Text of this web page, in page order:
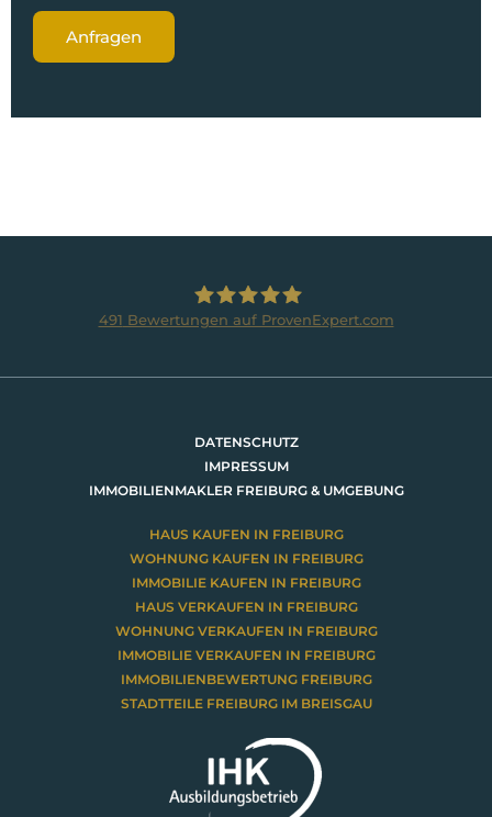
Anfragen
491 Bewertungen auf ProvenExpert.com
DATENSCHUTZ
IMPRESSUM
IMMOBILIENMAKLER FREIBURG & UMGEBUNG
HAUS KAUFEN IN FREIBURG
WOHNUNG KAUFEN IN FREIBURG
IMMOBILIE KAUFEN IN FREIBURG
HAUS VERKAUFEN IN FREIBURG
WOHNUNG VERKAUFEN IN FREIBURG
IMMOBILIE VERKAUFEN IN FREIBURG
IMMOBILIENBEWERTUNG FREIBURG
STADTTEILE FREIBURG IM BREISGAU